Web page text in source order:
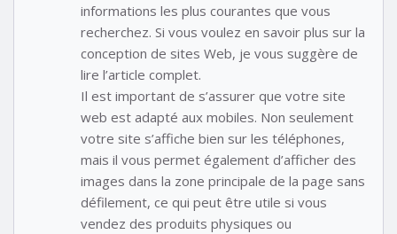
informations les plus courantes que vous
recherchez. Si vous voulez en savoir plus sur la
conception de sites Web, je vous suggère de
lire l’article complet.
Il est important de s’assurer que votre site
web est adapté aux mobiles. Non seulement
votre site s’affiche bien sur les téléphones,
mais il vous permet également d’afficher des
images dans la zone principale de la page sans
défilement, ce qui peut être utile si vous
vendez des produits physiques ou